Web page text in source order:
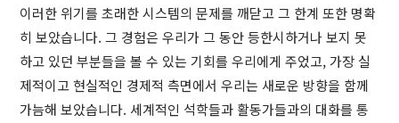
이러한 위기를 초래한 시스템의 문제를 깨닫고 그 한계 또한 명확
히 보았습니다. 그 경험은 우리가 그 동안 등한시하거나 보지 못
하고 있던 부분들을 볼 수 있는 기회를 우리에게 주었고, 가장 실
제적이고 현실적인 경제적 측면에서 우리는 새로운 방향을 함께
가늠해 보았습니다. 세계적인 석학들과 활동가들과의 대화를 통